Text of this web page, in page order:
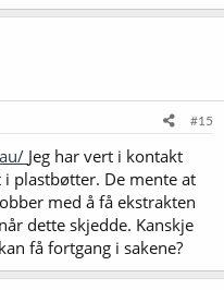
#15
Jeg har vert i kontakt
plastbøtter. De mente at
med å få ekstrakten
dette skjedde. Kanskje
få fortgang i sakene?